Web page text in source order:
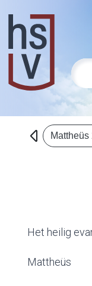
Mattheüs
Het heilig
Mattheüs